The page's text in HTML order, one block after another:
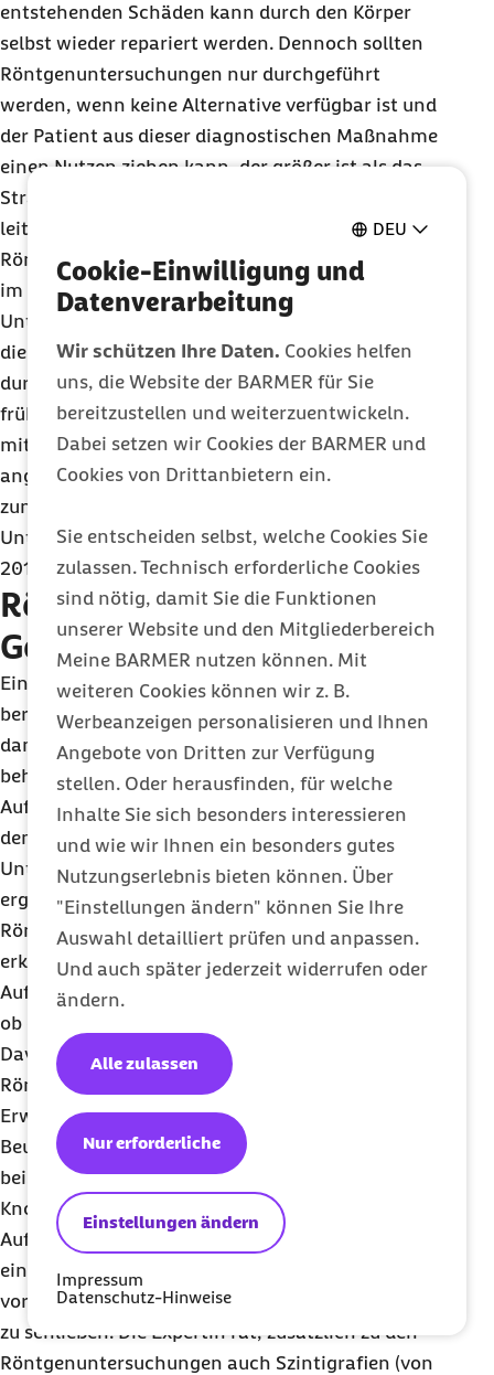
DEU
Cookie-Einwilligung und
Datenverarbeitung
Wir schützen Ihre Daten. Cookies helfen
uns, die Website der BARMER für Sie
bereitzustellen und weiterzuentwickeln.
Dabei setzen wir Cookies der BARMER und
Cookies von Drittanbietern ein.
Sie entscheiden selbst, welche Cookies Sie
zulassen. Technisch erforderliche Cookies
sind nötig, damit Sie die Funktionen
unserer Website und den Mitgliederbereich
Meine BARMER nutzen können. Mit
weiteren Cookies können wir z. B.
Werbeanzeigen personalisieren und Ihnen
Angebote von Dritten zur Verfügung
stellen. Oder herausfinden, für welche
Inhalte Sie sich besonders interessieren
und wie wir Ihnen ein besonders gutes
Nutzungserlebnis bieten können. Über
"Einstellungen ändern" können Sie Ihre
Auswahl detailliert prüfen und anpassen.
Und auch später jederzeit widerrufen oder
ändern.
Einstellungen ändern
Nur erforderliche
Alle zulassen
Impressum
Datenschutz-Hinweise
entstehenden Schäden kann durch den Körper
selbst wieder repariert werden. Dennoch sollten
Röntgenuntersuchungen nur durchgeführt
werden, wenn keine Alternative verfügbar ist und
der Patient aus dieser diagnostischen Maßnahme
einen Nutzen ziehen kann, der größer ist als das
Strahlenrisiko“, meint
leitende Medizinerin bei der Barmer. Die meisten
Röntgenanwendungen, etwa 40 Prozent, werden
im Bereich der Zähne vorgenommen, gefolgt von
Untersuchungen an Skelett und Thorax. Obwohl
die Strahlenbelastung bei einer Röntgenaufnahme
durch den technischen Fortschritt im Vergleich zu
früheren Zeiten verringert werden konnte, ist die
mittlere Strahlenbelastung der Bevölkerung weiter
angestiegen. Ursache dafür ist auch die
zunehmende Menge von dosis-intensiven
Untersuchungen, deren Zahl zwischen 2014 und
2017 um 40 Prozent anstieg.
Röntgenpass als
Gedächtnisstütze
Ein Röntgenpass hilft, einen Überblick über die
bereits erfolgten Röntgenuntersuchungen und die
damit verbundenen Strahlenbelastung zu
behalten. In ihm können alle relevanten
Aufnahmen eingetragen werden. Zusammen mit
dem Datum, dem Vermerk über die Art der
Untersuchung und dem betroffenen Körperbereich
ergibt sich eine gute Übersicht. „Anhand des
Röntgenpasses kann der behandelnde Arzt
erkennen, ob schon einmal eine passende
Aufnahme gemacht wurde, wo diese vorliegt, und
ob die aktuell anstehende eventuell überflüssig ist.
Davon profitieren besonders Kinder, die auf
Röntgenstrahlen empfindlicher reagieren als
Erwachsene“, rät Marschall. Auch für die
Beurteilung eines Krankheitsverlaufes,
beispielsweise bei Heilungsprozessen von
Knochenbrüchen, kann es sinnvoll sein, ältere
Aufnahmen zu Rate zu ziehen. Wurden diese in
einer anderen Praxis oder im Krankenhaus
vorgenommen, hilft der Pass, Informationslücken
zu schließen. Die Expertin rät, zusätzlich zu den
Röntgenuntersuchungen auch Szintigrafien (von